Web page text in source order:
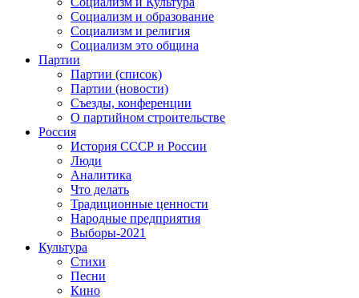
Социализм и образование
Социализм и религия
Социализм это община
Партии
Партии (список)
Партии (новости)
Съезды, конференции
О партийном строительстве
Россия
История СССР и России
Люди
Аналитика
Что делать
Традиционные ценности
Народные предприятия
Выборы-2021
Культура
Стихи
Песни
Кино